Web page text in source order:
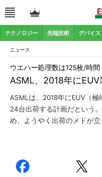
テクノロジー 先端技術 デバイス
ニュース
ASML、2018年に
ウエハー処理数は125枚/時間
ASMLは、2018年にEUV（
24台出荷する計画だという
め、ようやく出荷のメドが立